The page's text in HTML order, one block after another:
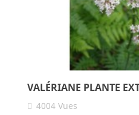
VALÉRIANE PLANTE
4004 Vues